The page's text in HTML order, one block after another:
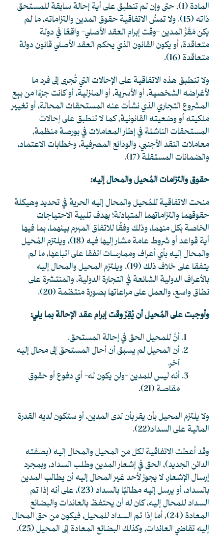
المادة (1)، حتى وإن لم تنطبق على أية إحالة سابقة للمستحق
ذاته(15)
. ولا تمسُّ الاتفاقية حقوق المدين والتزاماته، ما لم
يكن مَقَرُّ المدين -وقت إبرام العقد الأصلي- واقعًا في دولة
متعاقدة، أو يكون القانون الذي يحكم العقد الأصلي قانون دولة
متعاقدة(16)
.
ولا تنطبق هذه الاتفاقية على الإحالات التي تُجرى إلى فرد ما
لأغراضه الشخصية، أو الأسرية، أو المنزلية، أو كانت جزءًا من بيع
المشروع التجاري الذي نشأت عنه المستحقات المحالة، أو تغيير
ملكيته أو وضعيته القانونية، كما لا تنطبق على إحالات
المستحقات الناشئة في إطار المعاملات في بورصة منظمة،
معاملات النقد الأجنبي، والودائع المصرفية، وخطابات الاعتماد،
والضمانات المستقلة(17)
.
حقوق والتزامات المُحيل والمحال إليه:
منحت الاتفاقية للمُحيل والمحال إليه الحرية في تحديد وهيكلة
حقوقهما والتزاماتهما المتبادلة؛ بهدف تلبية الاحتياجات
الخاصة بكل منهما، وذلك وفقًا للاتفاق المبرم بينهما، بما فيها
أية قواعد أو شروط عامة مشار إليها فيه(18)
، ويلتزم المُحيل
والمحال إليه بأي أعراف وممارسات اتفقا على اتباعها، ما لم
يتفقا على خلاف ذلك(19)
. ويلتزم المحيل والمحال إليه
بالأعراف الدولية الشائعة في التجارة الدولية، والمنتشرة على
نطاق واسع، والعمل على مراعاتها بصورة منتظمة(20)
.
وأوجبت على المُحيل أن يُقِرَّ وقت إبرام عقد الإحالة بما يلي:
أنَّ للمحيل الحق في إحالة المستحق.
أن المحيل لم يسبق أن أحال المستحق إلى محال إليه
آخر.
أنه ليس للمدين -ولن يكون له- أي دفوع أو حقوق
مقاصة(21)
.
ولا يلتزم المحيل بأن يقر بأن لدى المدين، أو ستكون لديه القدرة
المالية على السداد(22)
.
وقد أعطت الاتفاقية لكل من المحيل والمحال إليه (بصفته
الدائن الجديد)، الحق في إشعار المدين وطلب السداد، وبمجرد
إرسال الإشعار، لا يجوز لأحد غير المحال إليه أن يطالب المدين
بالسداد، أو يرسل إليه مطالبًا بالسداد(23)
، على أنه إذا تم
السداد للمحال إليه، كان له أن يحتفظ بالعائدات والبضائع
المعادة(24)
، أما إذا تم السداد للمحيل، فيكون من حق المحال
إليه تقاضي العائدات، وكذلك البضائع المعادة إلى المحيل(25)
.